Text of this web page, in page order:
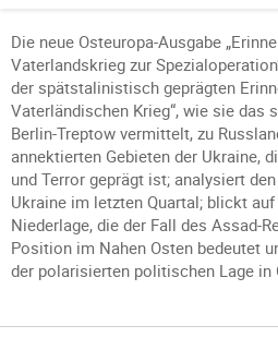
Die neue Osteuropa-Ausgabe
Vaterlandskrieg zur
der spätstalinistisch geprägten
Vaterländischen Krieg“, wie sie das
Berlin-Treptow vermittelt, zu
annektierten Gebieten der Ukraine,
und Terror geprägt ist; analysiert
Ukraine im letzten Quartal; blickt
Niederlage, die der Fall des Assad-
Position im Nahen Osten bedeutet
der polarisierten politischen Lage in